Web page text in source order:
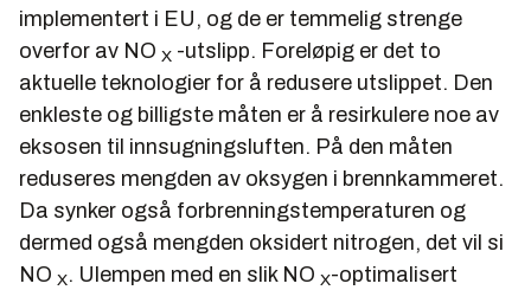
implementert i EU, og de er temmelig strenge
overfor av NO X -utslipp. Foreløpig er det to
aktuelle teknologier for å redusere utslippet. Den
enkleste og billigste måten er å resirkulere noe av
eksosen til innsugningsluften. På den måten
reduseres mengden av oksygen i brennkammeret.
Da synker også forbrenningstemperaturen og
dermed også mengden oksidert nitrogen, det vil si
NO X. Ulempen med en slik NO X-optimalisert